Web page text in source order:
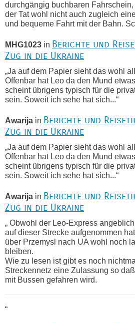
durchgängig buchbaren
der Tat wohl nicht auch zugleich
und bequeme Fahrt mit der Bahn.
MHG1023 in Berichte und
Zug in die Ukraine
„Ja auf dem Papier sieht das wohl
Offenbar hat Leo da den Mund
scheint übrigens typisch für die
sein. Soweit ich sehe hat sich...“
Awarija in Berichte und
Zug in die Ukraine
„Ja auf dem Papier sieht das wohl
Offenbar hat Leo da den Mund
scheint übrigens typisch für die
sein. Soweit ich sehe hat sich...“
Awarija in Berichte und
Zug in die Ukraine
„ Obwohl der Leo-Express
auf dieser Strecke aufgenommen
über Przemysl nach UA wohl noch
bleiben.
Wie zu lesen ist gibt es noch
Streckennetz eine Zulassung so
mit Bussen gefahren wird.
“